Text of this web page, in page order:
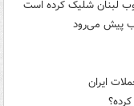
پیش می‌رود
ایران